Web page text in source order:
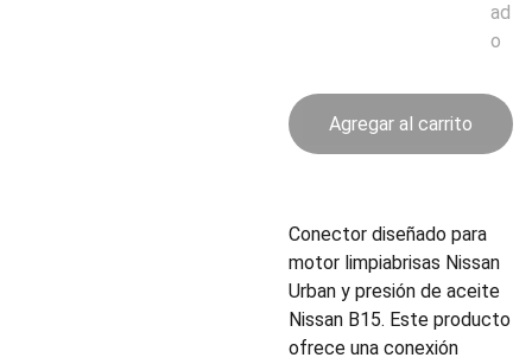
ad
o
Agregar al carrito
Conector diseñado para
motor limpiabrisas Nissan
Urban y presión de aceite
Nissan B15. Este producto
ofrece una conexión